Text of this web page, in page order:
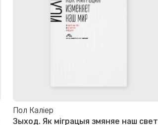
Пол Каліер
Зыход. Як міграцыя змяняе наш свет